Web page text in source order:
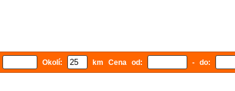
Okolí: km Cena od: - do: